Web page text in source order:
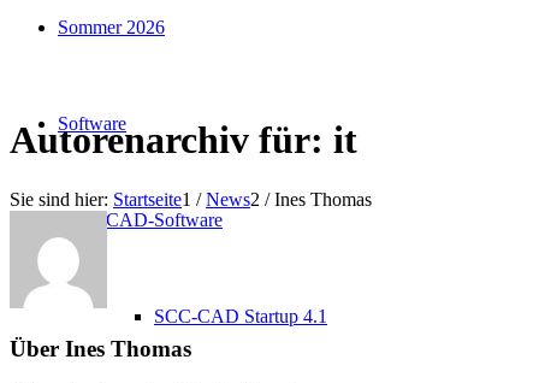
Sommer 2026
Software
CAD-Software
SCC-CAD Startup 4.1
Autorenarchiv für: it
Sie sind hier: Startseite1 / News2 / Ines Thomas
Über Ines Thomas